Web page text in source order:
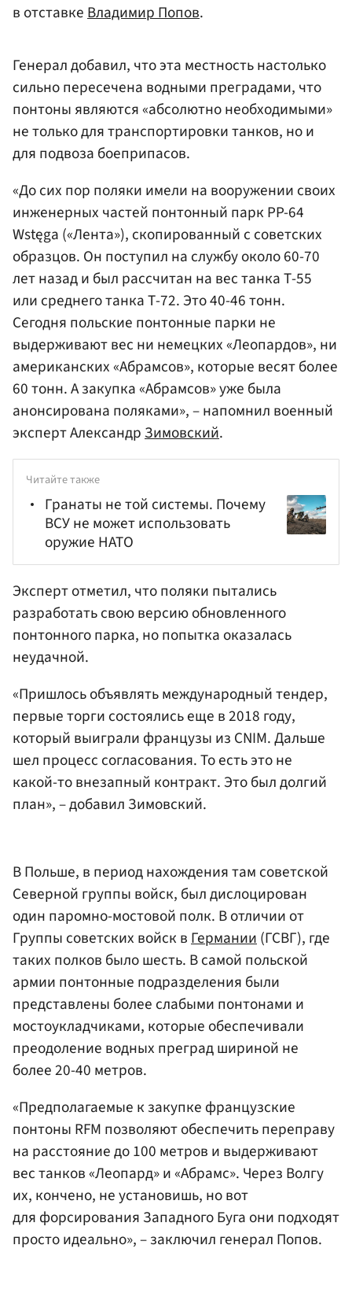
в отставкеВладимир Попов.
Генерал добавил, что эта местность настолько
сильно пересечена водными преградами, что
понтоны являются «абсолютно необходимыми»
не только для транспортировки танков, но и
для подвоза боеприпасов.
«До сих пор поляки имели на вооружении своих
инженерных частей понтонный парк PP-64
Wstęga («Лента»), скопированный с советских
образцов. Он поступил на службу около 60-70
лет назад и был рассчитан на вес танка Т-55
или среднего танка Т-72. Это 40-46 тонн.
Сегодня польские понтонные парки не
выдерживают вес ни немецких «Леопардов», ни
американских «Абрамсов», которые весят более
60 тонн. А закупка «Абрамсов» уже была
анонсирована поляками», – напомнил военный
эксперт АлександрЗимовский.
Читайте также
Гранаты не той системы. Почему
ВСУ не может использовать
оружие НАТО
Эксперт отметил, что поляки пытались
разработать свою версию обновленного
понтонного парка, но попытка оказалась
неудачной.
«Пришлось объявлять международный тендер,
первые торги состоялись еще в 2018 году,
который выиграли французы из CNIM. Дальше
шел процесс согласования. То есть это не
какой-то внезапный контракт. Это был долгий
план», – добавил Зимовский.
В Польше, в период нахождения там советской
Северной группы войск, был дислоцирован
один паромно-мостовой полк. В отличии от
Группы советских войск вГермании(ГСВГ), где
таких полков было шесть. В самой польской
армии понтонные подразделения были
представлены более слабыми понтонами и
мостоукладчиками, которые обеспечивали
преодоление водных преград шириной не
более 20-40 метров.
«Предполагаемые к закупке французские
понтоны RFM позволяют обеспечить переправу
на расстояние до 100 метров и выдерживают
вес танков «Леопард» и «Абрамс». Через Волгу
их, кончено, не установишь, но вот
для форсирования Западного Буга они подходят
просто идеально», – заключил генерал Попов.